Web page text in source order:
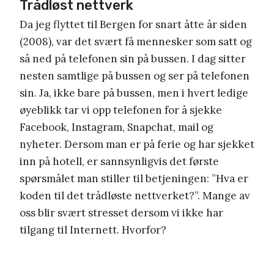
Trådløst nettverk
Da jeg flyttet til Bergen for snart åtte år siden
(2008), var det svært få mennesker som satt og
så ned på telefonen sin på bussen. I dag sitter
nesten samtlige på bussen og ser på telefonen
sin. Ja, ikke bare på bussen, men i hvert ledige
øyeblikk tar vi opp telefonen for å sjekke
Facebook, Instagram, Snapchat, mail og
nyheter. Dersom man er på ferie og har sjekket
inn på hotell, er sannsynligvis det første
spørsmålet man stiller til betjeningen: ”Hva er
koden til det trådløste nettverket?”. Mange av
oss blir svært stresset dersom vi ikke har
tilgang til Internett. Hvorfor?